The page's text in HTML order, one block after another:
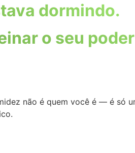
dormindo.
o seu
não é quem você é — é só